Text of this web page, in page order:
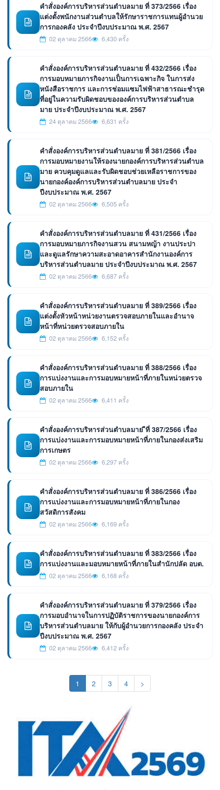
คำสั่งองค์การบริหารส่วนตำบลมาย ที่ 373/2566 เรื่อง
แต่งตั้งพนักงานส่วนตำบลให้รักษาราชการแทนผู้อำนวย
การกองคลัง ประจำปีงบประมาณ พ.ศ. 2567
02 ตุลาคม 2566 6,430 ครั้ง
คำสั่งองค์การบริหารส่วนตำบลมาย ที่ 432/2566 เรื่อง
การมอบหมายภารกิจงานเป็่นการเฉพาะกิจ ในการส่ง
หนังสือราชการ และการช่อมแซมไฟฟ้าสาธารณะชำรุด
ที่อยู่ในความรับผิดชอบขององค์การบริหารส่วนตำบล
มาย ประจำปีงบประมาณ พ.ศ. 2567
24 ตุลาคม 2566 6,631 ครั้ง
คำสั่งองค์การบริหารส่วนตำบลมาย ที่ 381/2566 เรื่อง
การมอบหมายงานให้รองนายกองค์การบริหารส่วนตำบล
มาย ควบคุมดูแลและรับผิดชอบช่วยเหลือราชการของ
นายกองค์องค์การบริหารส่วนตำบลมาย ประจำ
ปีงบประมาณ พ.ศ. 2567
02 ตุลาคม 2566 6,505 ครั้ง
คำสั่งองค์การบริหารส่วนตำบลมาย ที่ 431/2566 เรื่อง
การมอบหมายภารกิจงานสวน สนามหญ้า งานประปา
และดูแลรักษาความสะอาดอาคารสำนักงานองค์การ
บริหารส่วนตำบลมาย ประจำปีงบประมาณ พ.ศ. 2567
02 ตุลาคม 2566 6,687 ครั้ง
คำสั่งองค์การบริหารส่วนตำบลมาย ที่ 389/2566 เรื่อง
แต่งตั้งหัวหน้าหน่วยงานตรวจสอบภายในและอำนาจ
หน้าที่หน่วยตรวจสอบภายใน
02 ตุลาคม 2566 6,152 ครั้ง
คำสั่งองค์การบริหารส่วนตำบลมาย ที่ 388/2566 เรื่อง
การแบ่งงานและการมอบหมายหน้าที่ภายในหน่วยตรวจ
สอบภายใน
02 ตุลาคม 2566 6,411 ครั้ง
คำสั่งองค์การบริหารส่วนตำบลมาย ืที่ 387/2566 เรื่อง
การแบ่งงานและการมอบหมายหน้าที่ภายในกองส่งเสริม
การเกษตร
02 ตุลาคม 2566 6,297 ครั้ง
คำสั่งองค์การบริหารส่วนตำบลมาย ที่ 386/2566 เรื่อง
การแบ่งงานและการมอบหมายหน้าที่ภายในกอง
สวัสดิการสังคม
02 ตุลาคม 2566 6,169 ครั้ง
คำสั่งองค์การบริหารส่วนตำบลมาย ที่ 383/2566 เรื่อง
การแบ่งงานและมอบหมายหน้าที่ภายในสำนักปลัด อบต.
02 ตุลาคม 2566 6,168 ครั้ง
คำสั่งองค์การบริหารส่วนตำบลมาย ที่ 379/2566 เรื่อง
การมอบอำนาจในการปฏิบัติราชการของนายกองค์การ
บริหารส่วนตำบลมาย ให้กับผู้อำนวยการกองคลัง ประจำ
ปีงบประมาณ พ.ศ. 2567
02 ตุลาคม 2566 6,412 ครั้ง
1 (current)
2 3 4 >